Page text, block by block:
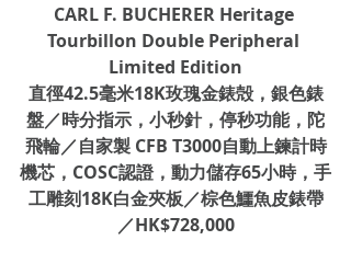
CARL F. BUCHERER Heritage
Tourbillon Double Peripheral
Limited Edition
直徑42.5毫米18K玫瑰金錶殻，銀色錶
盤／時分指示，小秒針，停秒功能，陀
飛輪／自家製 CFB T3000自動上鍊計時
機芯，COSC認證，動力儲存65小時，手
工雕刻18K白金夾板／棕色鱷魚皮錶帶
／HK$728,000